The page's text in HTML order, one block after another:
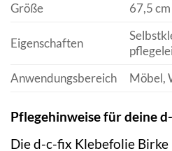
Größe
67,5
Eigenschaften
Anwendungsbereich
Möbel,
Pflegehinweise für deine
Die d-c-fix Klebefolie